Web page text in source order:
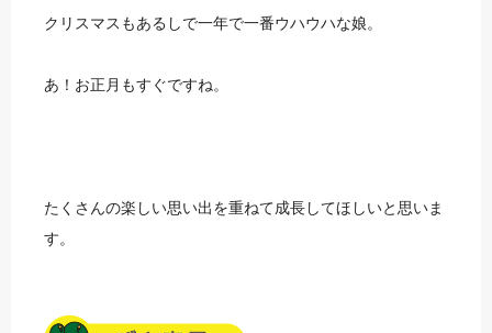
クリスマスもあるしで一年で一番ウハウハな娘。
あ！お正月もすぐですね。
たくさんの楽しい思い出を重ねて成長してほしいと思いま
す。